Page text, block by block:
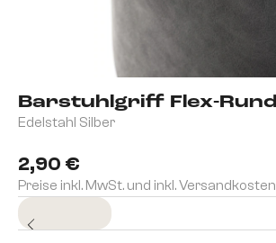
Barstuhlgriff Flex-Rund
Edelstahl Silber
2,90 €
Preise inkl. MwSt. und inkl. Versandkosten